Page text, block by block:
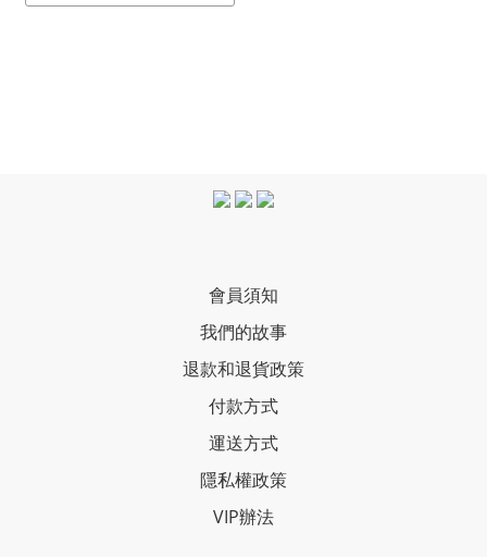
會員須知
我們的故事
退款和退貨政策
付款方式
運送方式
隱私權政策
VIP辦法